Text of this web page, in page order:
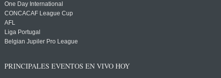
One Day International
CONCACAF League Cup
AFL
Liga Portugal
Belgian Jupiler Pro League
PRINCIPALES EVENTOS EN VIVO HOY